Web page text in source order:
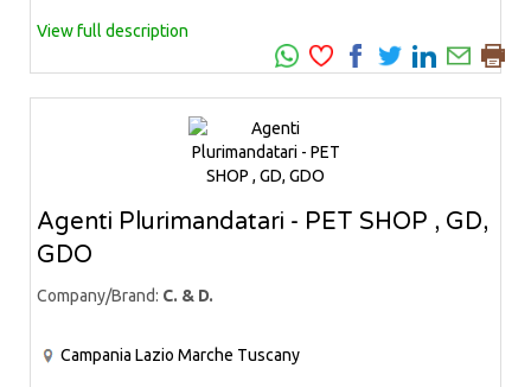
View full description
Agenti Plurimandatari - PET SHOP , GD,
GDO
Company/Brand: C. & D.
Campania Lazio Marche Tuscany